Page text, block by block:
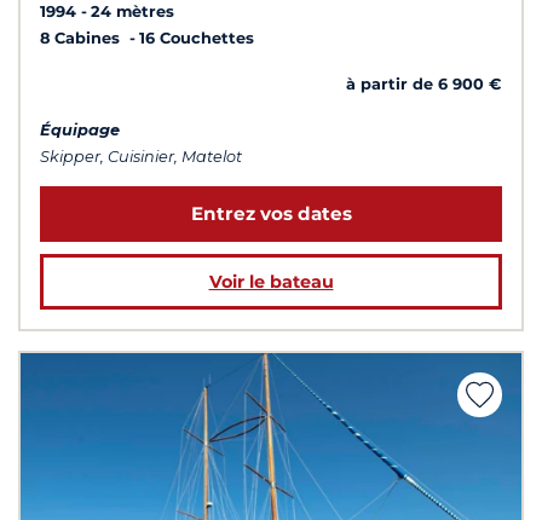
1994
24 mètres
8 Cabines
16 Couchettes
à partir de 6 900 €
Équipage
Skipper, Cuisinier, Matelot
Entrez vos dates
Voir le bateau